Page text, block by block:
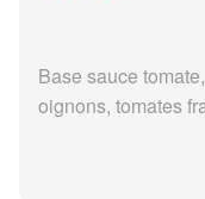
Base sauce
oignons, tomates